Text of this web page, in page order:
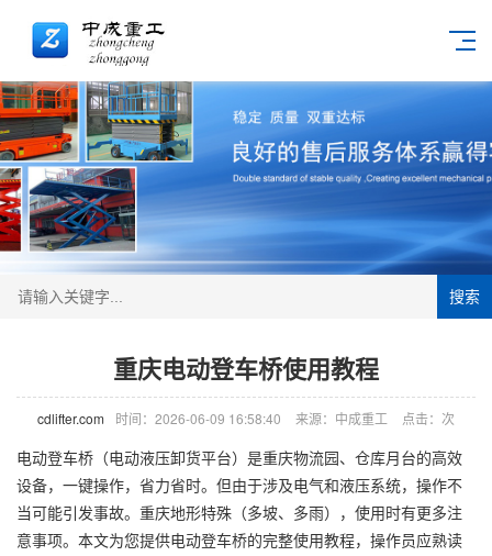
搜索
重庆电动登车桥使用教程
cdlifter.com 时间：2026-06-09 16:58:40 来源：中成重工 点击： 次
电动登车桥 （电动液压卸货平台）是重庆物流园、仓库月台的高效
设备，一键操作，省力省时。但由于涉及电气和液压系统，操作不
当可能引发事故。重庆地形特殊（多坡、多雨），使用时有更多注
意事项。本文为您提供电动登车桥的完整使用教程，操作员应熟读